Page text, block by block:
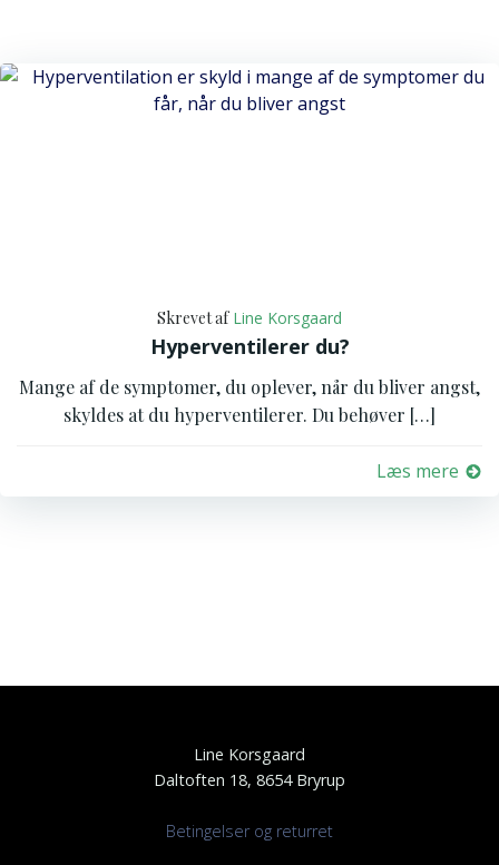
Skrevet af Line Korsgaard
Hyperventilerer du?
Mange af de symptomer, du oplever, når du bliver angst,
skyldes at du hyperventilerer. Du behøver […]
Læs mere
Line Korsgaard
Daltoften 18, 8654 Bryrup
Betingelser og returret